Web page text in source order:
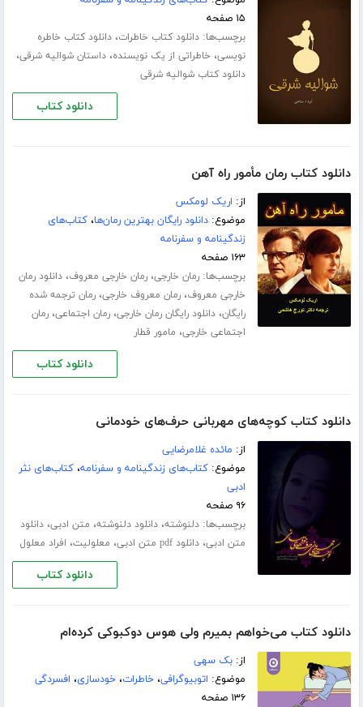
۱۵ صفحه
برچسب‌ها:دانلود کتاب خاطرات،دانلود کتاب خاطره
نویسی، خاطراتی از یک نویسنده،داستان شوالیه شرقی،
دانلود کتاب شوالیه شرقی
دانلود کتاب
دانلود کتاب رمان مأمور راه آهن
از: اریک لومکس
موضوع:دانلود رایگان بهترین رمان‌ها،کتاب‌های
زندگینامه و سفرنامه
۱۶۳ صفحه
برچسب‌ها:رمان خارجی،رمان خارجی معروف،دانلود رمان
خارجی معروف،رمان معروف خارجی،رمان ترجمه شده
رایگان،دانلود رایگان رمان خارجی،رمان اجتماعی،رمان
اجتماعی خارجی، مامور قطار
دانلود کتاب
دانلود کتاب کوچه‌های مهربانی حرف‌های خودمانی
از: مائده غلامرضایی
موضوع:کتاب‌های زندگینامه و سفرنامه،کتاب‌های نثر
ادبی
۹۶ صفحه
برچسب‌ها:دلنوشته،دانلود دلنوشته، متن ادبی،دانلود
متن ادبی،دانلود pdf متن ادبی ، معلولیت، افراد معلول
دانلود کتاب
دانلود کتاب می‌خواهم بمیرم ولی هوس دوکبوکی کرده‌ام
از:بک سهی
موضوع: اتوبیوگرافی،خاطرات،خودسازی، افسردگی
۱۳۶ صفحه